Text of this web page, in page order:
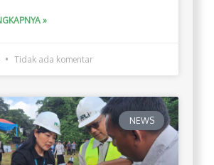
»
Tidak ada komentar
NEWS